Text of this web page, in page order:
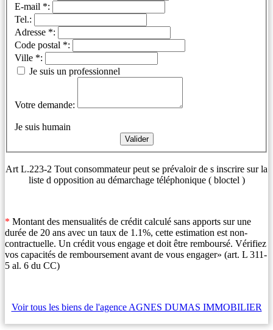
E-mail *:
Tel.:
Adresse *:
Code postal *:
Ville *:
Je suis un professionnel
Votre demande:
Je suis humain
Art L.223-2 Tout consommateur peut se prévaloir de s inscrire sur la
liste d opposition au démarchage téléphonique ( bloctel )
* Montant des mensualités de crédit calculé sans apports sur une
durée de 20 ans avec un taux de 1.1%, cette estimation est non-
contractuelle. Un crédit vous engage et doit être remboursé. Vérifiez
vos capacités de remboursement avant de vous engager» (art. L 311-
5 al. 6 du CC)
Voir tous les biens de l'agence AGNES DUMAS IMMOBILIER